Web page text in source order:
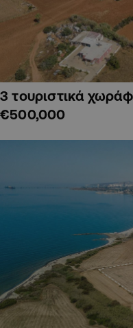
3 τουριστικά
€500,000